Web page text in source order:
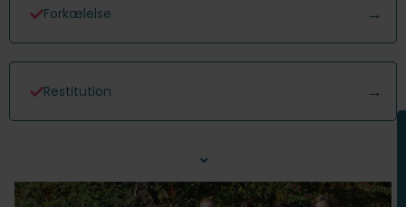
Forkælelse
Restitution
⌄
Nakkesmerter